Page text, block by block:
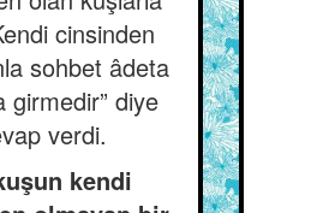
cinsinden
sohbet âdeta
girmedir” diye
verdi.
kendi